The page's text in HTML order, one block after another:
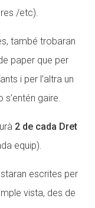
/etc).
també trobaran
paper que per
i per l’altra un
gaire.
2 de cada Dret
equip).
escrites per
vista, des de